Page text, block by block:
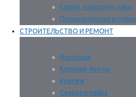
Спреи, аэрозоли, лаки
Промышленная и
СТРОИТЕЛЬСТВО И РЕМОНТ
Изоляция
Клейкие ленты
Крепеж
Сварка и пайка